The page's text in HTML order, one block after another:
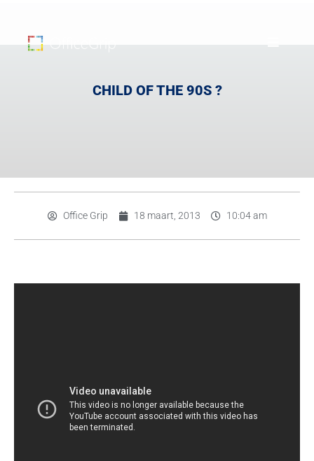
CHILD OF THE 90S ?
Office Grip 18 maart, 2013 10:04 am